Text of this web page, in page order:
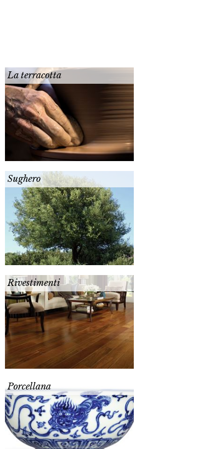
La terracotta
Sughero
Rivestimenti
Porcellana